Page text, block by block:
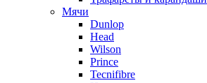
Мячи
Dunlop
Head
Wilson
Prince
Tecnifibre